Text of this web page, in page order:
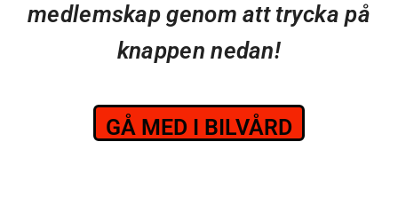
medlemskap genom att trycka på
knappen nedan!
GÅ MED I BILVÅRD